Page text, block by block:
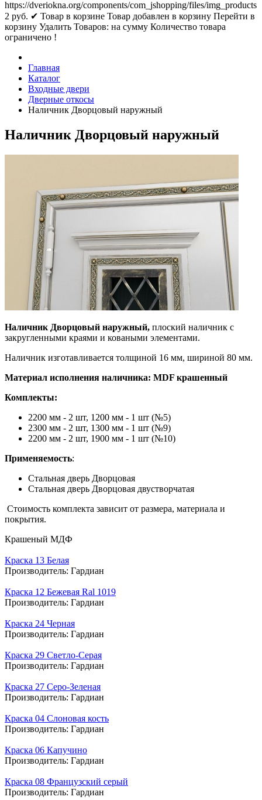
https://dveriokna.org/components/com_jshopping/files/img_products
2 руб. ✔ Товар в корзине Товар добавлен в корзину Перейти в
корзину Удалить Товаров: на сумму Количество товара
ограничено !
Главная
Каталог
Входные двери
Дверные откосы
Наличник Дворцовый наружный
Наличник Дворцовый наружный
Наличник Дворцовый наружный, плоский наличник с
закругленными краями и коваными элементами.
Наличник изготавливается толщиной 16 мм, шириной 80 мм.
Материал исполнения наличника: MDF крашенный
Комплекты:
2200 мм - 2 шт, 1200 мм - 1 шт (№5)
2300 мм - 2 шт, 1300 мм - 1 шт (№9)
2200 мм - 2 шт, 1900 мм - 1 шт (№10)
Применяемость:
Стальная дверь Дворцовая
Стальная дверь Дворцовая двустворчатая
Стоимость комплекта зависит от размера, материала и
покрытия.
Крашеный МДФ
Краска 13 Белая
Производитель: Гардиан
Краска 12 Бежевая Ral 1019
Производитель: Гардиан
Краска 24 Черная
Производитель: Гардиан
Краска 29 Светло-Серая
Производитель: Гардиан
Краска 27 Серо-Зеленая
Производитель: Гардиан
Краска 04 Слоновая кость
Производитель: Гардиан
Краска 06 Капучино
Производитель: Гардиан
Краска 08 Французский серый
Производитель: Гардиан